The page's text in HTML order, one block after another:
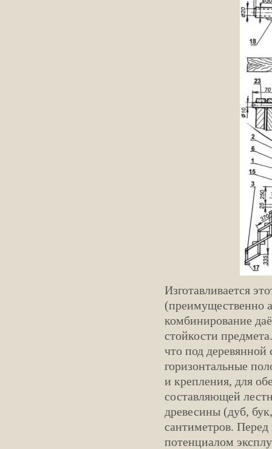
Изготавливается
(преимущественно
комбинирование
стойкости
что под
горизонтальные
и крепления, для
составляющей
древесины (дуб,
сантиметров. Перед
потенциалом